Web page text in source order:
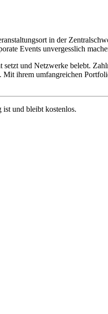
in der
Events unvergesslich
und Netzwerke belebt.
ihrem umfangreichen
ist und bleibt kostenlos.